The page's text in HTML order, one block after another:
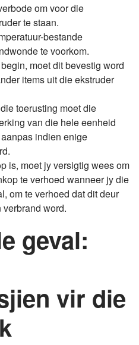
om voor die
te staan.
bestande
te voorkom.
moet dit bevestig word
items uit die ekstruder
toerusting moet die
van die hele eenheid
indien enige
is, moet jy versigtig wees om
te verhoed wanneer jy die
om te verhoed dat dit deur
word.
geval:
vir die